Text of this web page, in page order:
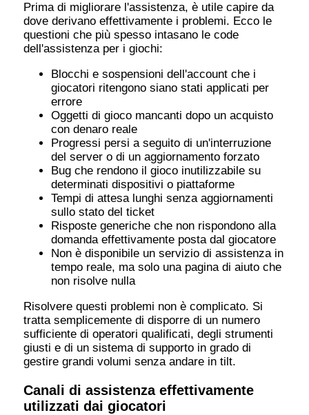
Prima di migliorare l'assistenza, è utile capire da
dove derivano effettivamente i problemi. Ecco le
questioni che più spesso intasano le code
dell'assistenza per i giochi:
Blocchi e sospensioni dell'account che i
giocatori ritengono siano stati applicati per
errore
Oggetti di gioco mancanti dopo un acquisto
con denaro reale
Progressi persi a seguito di un'interruzione
del server o di un aggiornamento forzato
Bug che rendono il gioco inutilizzabile su
determinati dispositivi o piattaforme
Tempi di attesa lunghi senza aggiornamenti
sullo stato del ticket
Risposte generiche che non rispondono alla
domanda effettivamente posta dal giocatore
Non è disponibile un servizio di assistenza in
tempo reale, ma solo una pagina di aiuto che
non risolve nulla
Risolvere questi problemi non è complicato. Si
tratta semplicemente di disporre di un numero
sufficiente di operatori qualificati, degli strumenti
giusti e di un sistema di supporto in grado di
gestire grandi volumi senza andare in tilt.
Canali di assistenza effettivamente
utilizzati dai giocatori